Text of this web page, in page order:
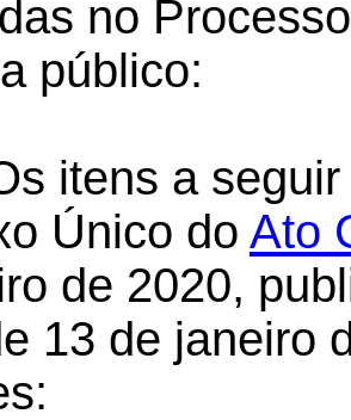
no
público:
itens a
Único do Ato
de 2020,
13 de janeiro